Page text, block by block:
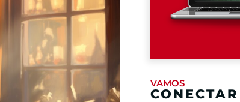
VAMOS
CONECTAR